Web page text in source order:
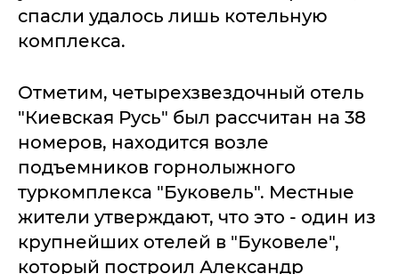
спасли удалось лишь котельную
комплекса.
Отметим, четырехзвездочный отель
"Киевская Русь" был рассчитан на 38
номеров, находится возле
подъемников горнолыжного
туркомплекса "Буковель". Местные
жители утверждают, что это - один из
крупнейших отелей в "Буковеле",
который построил Александр